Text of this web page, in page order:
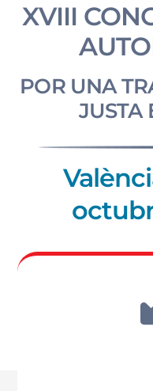
XVIII
POR UNA
JUSTA